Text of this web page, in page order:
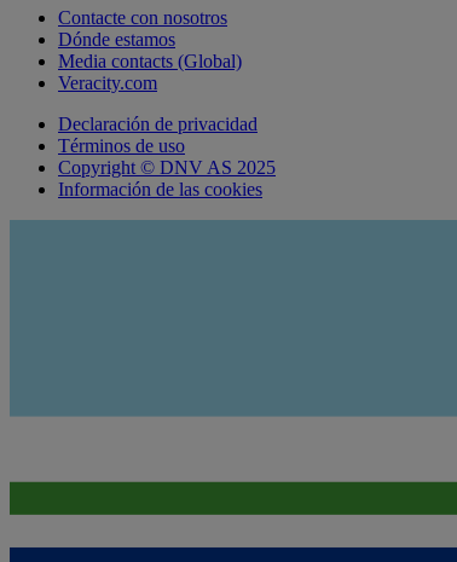
Contacte con nosotros
Dónde estamos
Media contacts (Global)
Veracity.com
Declaración de privacidad
Términos de uso
Copyright © DNV AS 2025
Información de las cookies